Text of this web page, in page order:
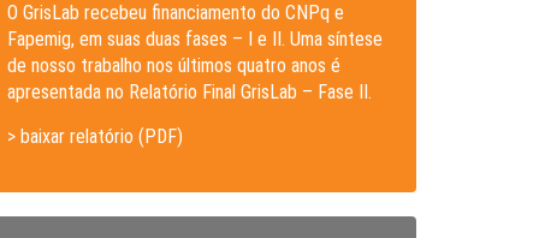
O GrisLab recebeu financiamento do CNPq e
Fapemig, em suas duas fases – I e II. Uma síntese
de nosso trabalho nos últimos quatro anos é
apresentada no Relatório Final GrisLab – Fase II.
> baixar relatório (PDF)